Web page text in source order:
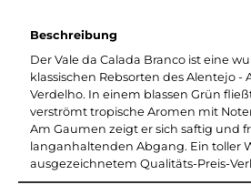
Beschreibung
Der Vale da Calada Branco ist eine
klassischen Rebsorten des Alentejo -
Verdelho. In einem blassen Grün
verströmt tropische Aromen mit
Am Gaumen zeigt er sich saftig und
langanhaltenden Abgang. Ein toller
ausgezeichnetem Qualitäts-Preis-